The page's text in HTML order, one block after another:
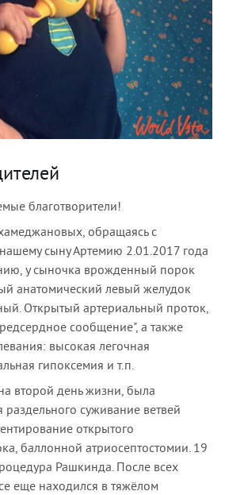
благотворители!
обращаясь с
сыну Артемию 2.01.2017 года
у сыночка врожденный порок
анатомический левый желудок
Открытый артериальный проток,
сообщение", а также
высокая легочная
гипоксемия и т.п.
второй день жизни, была
суживание ветвей
открытого
баллонной атриосептостомии. 19
Рашкинда. После всех
еще находился в тяжёлом